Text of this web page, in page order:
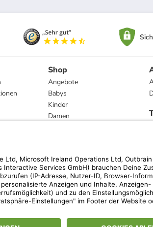
Shop
Angebote
Babys
Kinder
Damen
Marken
des Herstellers. Prozentangaben beziehen